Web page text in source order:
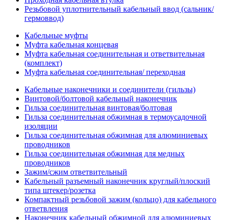
Резьбовой уплотнительный кабельный ввод (сальник/
гермоввод)
Кабельные муфты
Муфта кабельная концевая
Муфта кабельная соединительная и ответвительная
(комплект)
Муфта кабельная соединительная/ переходная
Кабельные наконечники и соединители (гильзы)
Винтовой/болтовой кабельный наконечник
Гильза соединительная винтовая/болтовая
Гильза соединительная обжимная в термоусадочной
изоляции
Гильза соединительная обжимная для алюминиевых
проводников
Гильза соединительная обжимная для медных
проводников
Зажим/сжим ответвительный
Кабельный разъемный наконечник круглый/плоский
типа штекер/розетка
Компактный резьбовой зажим (кольцо) для кабельного
ответвления
Наконечник кабельный обжимной для алюминиевых